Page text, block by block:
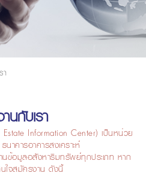
า
นกับเรา
Information Center) เป็นหน่วย
าคารอาคารสงเคราะห์
นข้อมูลอสังหาริมทรัพย์ทุกประเภท หาก
ใจสมัครงาน ดังนี้